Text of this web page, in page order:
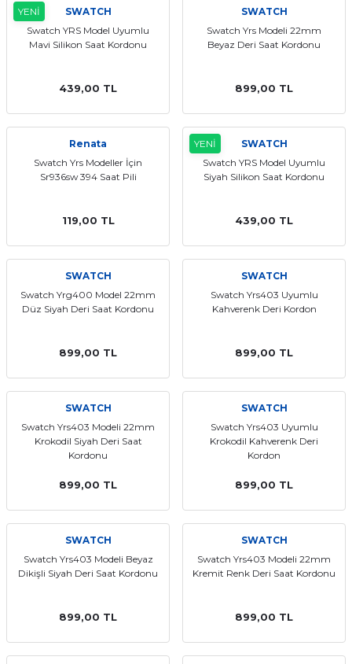
YENİ
SWATCH
Swatch YRS Model Uyumlu
Mavi Silikon Saat Kordonu
439,00 TL
SWATCH
Swatch Yrs Modeli 22mm
Beyaz Deri Saat Kordonu
899,00 TL
Renata
Swatch Yrs Modeller İçin
Sr936sw 394 Saat Pili
119,00 TL
YENİ
SWATCH
Swatch YRS Model Uyumlu
Siyah Silikon Saat Kordonu
439,00 TL
SWATCH
Swatch Yrg400 Model 22mm
Düz Siyah Deri Saat Kordonu
899,00 TL
SWATCH
Swatch Yrs403 Uyumlu
Kahverenk Deri Kordon
899,00 TL
SWATCH
Swatch Yrs403 Modeli 22mm
Krokodil Siyah Deri Saat
Kordonu
899,00 TL
SWATCH
Swatch Yrs403 Uyumlu
Krokodil Kahverenk Deri
Kordon
899,00 TL
SWATCH
Swatch Yrs403 Modeli Beyaz
Dikişli Siyah Deri Saat Kordonu
899,00 TL
SWATCH
Swatch Yrs403 Modeli 22mm
Kremit Renk Deri Saat Kordonu
899,00 TL